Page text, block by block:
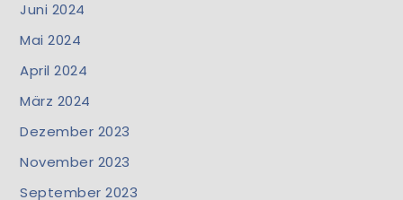
Juni 2024
Mai 2024
April 2024
März 2024
Dezember 2023
November 2023
September 2023